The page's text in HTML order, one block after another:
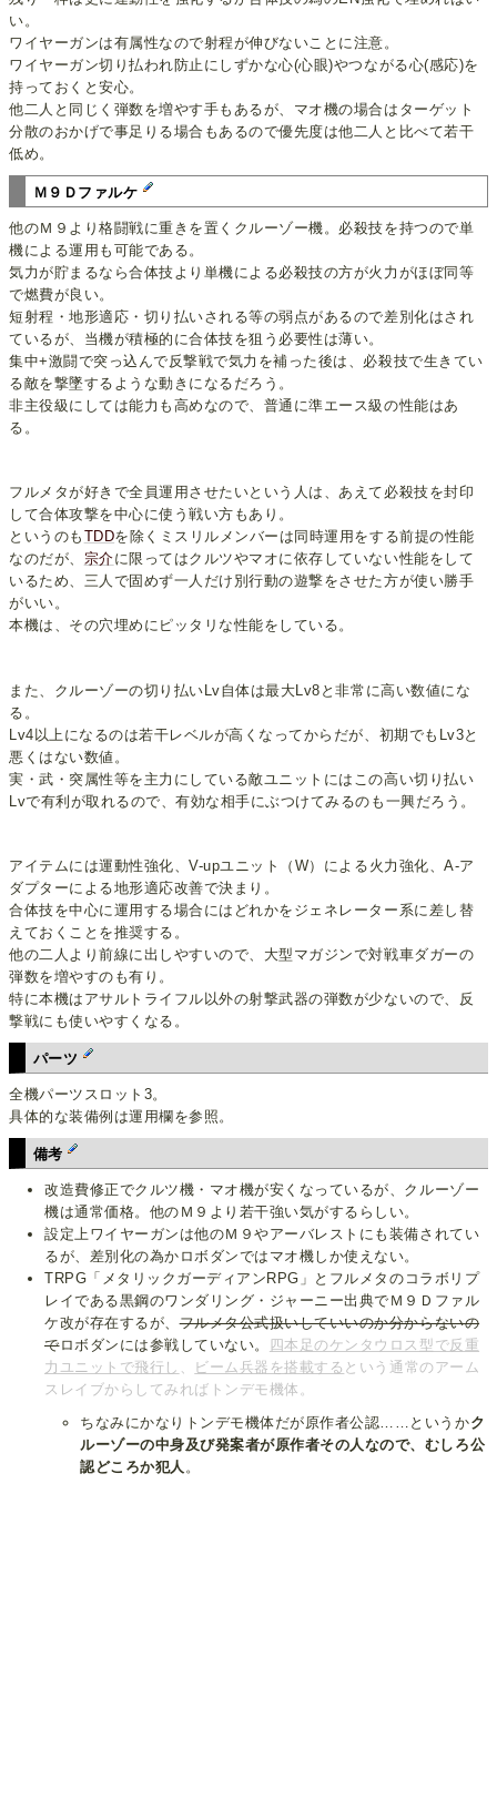
い。
ワイヤーガンは有属性なので射程が伸びないことに注意。
ワイヤーガン切り払われ防止にしずかな心(心眼)やつながる心(感応)を
持っておくと安心。
他二人と同じく弾数を増やす手もあるが、マオ機の場合はターゲット
分散のおかげで事足りる場合もあるので優先度は他二人と比べて若干
低め。
Ｍ９Ｄファルケ
他のＭ９より格闘戦に重きを置くクルーゾー機。必殺技を持つので単
機による運用も可能である。
気力が貯まるなら合体技より単機による必殺技の方が火力がほぼ同等
で燃費が良い。
短射程・地形適応・切り払いされる等の弱点があるので差別化はされ
ているが、当機が積極的に合体技を狙う必要性は薄い。
集中+激闘で突っ込んで反撃戦で気力を補った後は、必殺技で生きてい
る敵を撃墜するような動きになるだろう。
非主役級にしては能力も高めなので、普通に準エース級の性能はあ
る。
フルメタが好きで全員運用させたいという人は、あえて必殺技を封印
して合体攻撃を中心に使う戦い方もあり。
というのも TDDを除くミスリルメンバーは同時運用をする前提の性能
なのだが、 宗介に限ってはクルツやマオに依存していない性能をして
いるため、三人で固めず一人だけ別行動の遊撃をさせた方が使い勝手
がいい。
本機は、その穴埋めにピッタリな性能をしている。
また、クルーゾーの切り払いLv自体は最大Lv8と非常に高い数値にな
る。
Lv4以上になるのは若干レベルが高くなってからだが、初期でもLv3と
悪くはない数値。
実・武・突属性等を主力にしている敵ユニットにはこの高い切り払い
Lvで有利が取れるので、有効な相手にぶつけてみるのも一興だろう。
アイテムには運動性強化、V-upユニット（W）による火力強化、A-ア
ダプターによる地形適応改善で決まり。
合体技を中心に運用する場合にはどれかをジェネレーター系に差し替
えておくことを推奨する。
他の二人より前線に出しやすいので、大型マガジンで対戦車ダガーの
弾数を増やすのも有り。
特に本機はアサルトライフル以外の射撃武器の弾数が少ないので、反
撃戦にも使いやすくなる。
パーツ
全機パーツスロット3。
具体的な装備例は運用欄を参照。
備考
改造費修正でクルツ機・マオ機が安くなっているが、クルーゾー
機は通常価格。他のＭ９より若干強い気がするらしい。
設定上ワイヤーガンは他のＭ９やアーバレストにも装備されてい
るが、差別化の為かロボダンではマオ機しか使えない。
TRPG「メタリックガーディアンRPG」とフルメタのコラボリプ
レイである黒鋼のワンダリング・ジャーニー出典でＭ９Ｄファル
ケ改が存在するが、フルメタ公式扱いしていいのか分からないの
でロボダンには参戦していない。
四本足のケンタウロス型で反重
力ユニットで飛行し 、 ビーム兵器を搭載する という通常のアーム
スレイブからしてみればトンデモ機体。
ちなみにかなりトンデモ機体だが原作者公認……というかク
ルーゾーの中身及び発案者が原作者その人なので、むしろ公
認どころか犯人 。